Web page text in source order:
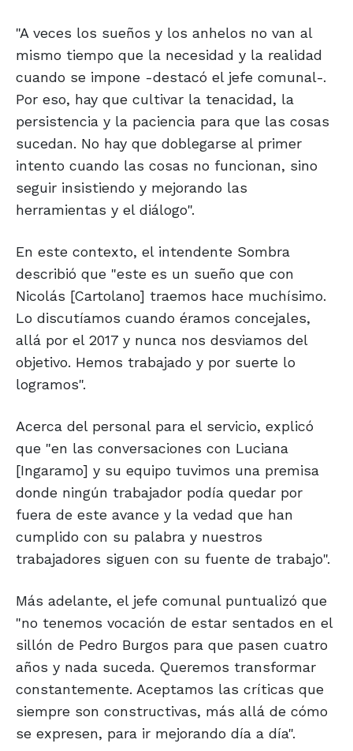
"A veces los sueños y los anhelos no van al
mismo tiempo que la necesidad y la realidad
cuando se impone -destacó el jefe comunal-.
Por eso, hay que cultivar la tenacidad, la
persistencia y la paciencia para que las cosas
sucedan. No hay que doblegarse al primer
intento cuando las cosas no funcionan, sino
seguir insistiendo y mejorando las
herramientas y el diálogo".
En este contexto, el intendente Sombra
describió que "este es un sueño que con
Nicolás [Cartolano] traemos hace muchísimo.
Lo discutíamos cuando éramos concejales,
allá por el 2017 y nunca nos desviamos del
objetivo. Hemos trabajado y por suerte lo
logramos".
Acerca del personal para el servicio, explicó
que "en las conversaciones con Luciana
[Ingaramo] y su equipo tuvimos una premisa
donde ningún trabajador podía quedar por
fuera de este avance y la vedad que han
cumplido con su palabra y nuestros
trabajadores siguen con su fuente de trabajo".
Más adelante, el jefe comunal puntualizó que
"no tenemos vocación de estar sentados en el
sillón de Pedro Burgos para que pasen cuatro
años y nada suceda. Queremos transformar
constantemente. Aceptamos las críticas que
siempre son constructivas, más allá de cómo
se expresen, para ir mejorando día a día".